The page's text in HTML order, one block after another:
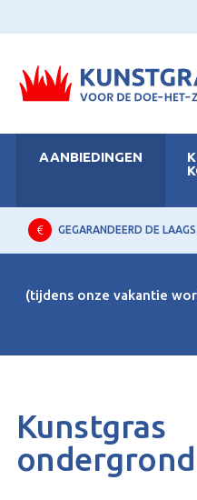
AANBIEDINGEN
GEGARANDEERD DE
(tijdens onze vakantie
Kunstgras
ondergrond